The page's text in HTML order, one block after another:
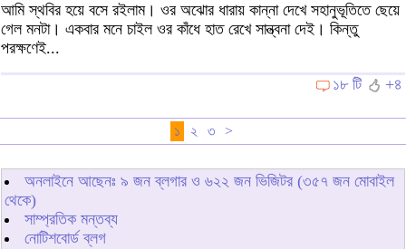
আমি স্থবির হয়ে বসে রইলাম। ওর অঝোর ধারায় কান্না দেখে সহানুভূতিতে ছেয়ে
গেল মনটা। একবার মনে চাইল ওর কাঁধে হাত রেখে সান্ত্বনা দেই। কিন্তু
পরক্ষণেই...
১৮ টি
+৪
১ ২ ৩ >
অনলাইনে আছেনঃ ৯ জন ব্লগার ও ৬২২ জন ভিজিটর (৩৫৭ জন মোবাইল
থেকে)
সাম্প্রতিক মন্তব্য
নোটিশবোর্ড ব্লগ